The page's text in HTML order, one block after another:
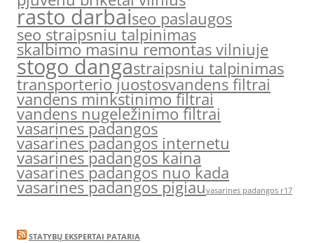
rasto darbaiseo paslaugos
seo straipsniu talpinimas
skalbimo masinu remontas vilniuje
stogo dangastraipsniu talpinimas
transporterio juostosvandens filtrai
vandens minkstinimo filtrai
vandens nugeležinimo filtrai
vasarines padangos
vasarines padangos internetu
vasarines padangos kaina
vasarines padangos nuo kada
vasarines padangos pigiauvasarines padangos r17
STATYBŲ EKSPERTAI PATARIA